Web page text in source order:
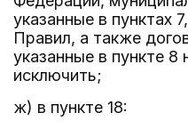
указанные в пунктах
Правил, а также
указанные в пункте
исключить;
ж) в пункте 18: